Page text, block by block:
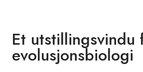
Et utstillingsvindu
evolusjonsbiologi